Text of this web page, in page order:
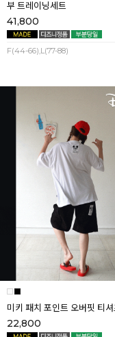
부 트레이닝세트
41,800
F(44-66),L(77-88)
미키 패치 포인트 오버핏 티셔
22,800